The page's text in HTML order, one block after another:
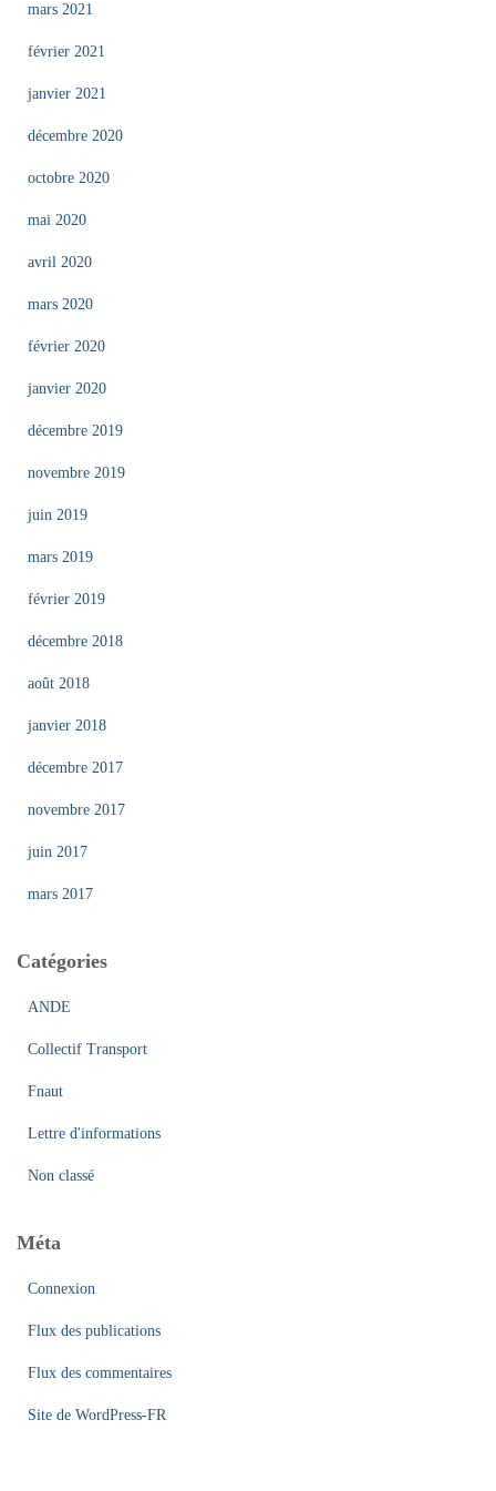
mars 2021
février 2021
janvier 2021
décembre 2020
octobre 2020
mai 2020
avril 2020
mars 2020
février 2020
janvier 2020
décembre 2019
novembre 2019
juin 2019
mars 2019
février 2019
décembre 2018
août 2018
janvier 2018
décembre 2017
novembre 2017
juin 2017
mars 2017
Catégories
ANDE
Collectif Transport
Fnaut
Lettre d'informations
Non classé
Méta
Connexion
Flux des publications
Flux des commentaires
Site de WordPress-FR